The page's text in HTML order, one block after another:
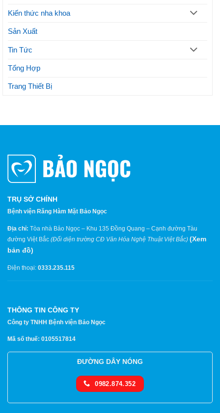
Kiến thức nha khoa
Sản Xuất
Tin Tức
Tổng Hợp
Trang Thiết Bị
TRỤ SỞ CHÍNH
Bệnh viện Răng Hàm Mặt Bảo Ngọc
Địa chỉ: Tòa nhà Bảo Ngọc – Khu 135 Đồng Quang – Cạnh đường Tàu
đường Việt Bắc (Đối diện trường CĐ Văn Hóa Nghệ Thuật Việt Bắc) (Xem
bản đồ)
Điện thoại: 0333.235.115
THÔNG TIN CÔNG TY
Công ty TNHH Bệnh viện Bảo Ngọc
Mã số thuế: 0105517814
ĐƯỜNG DÂY NÓNG
0982.874.352